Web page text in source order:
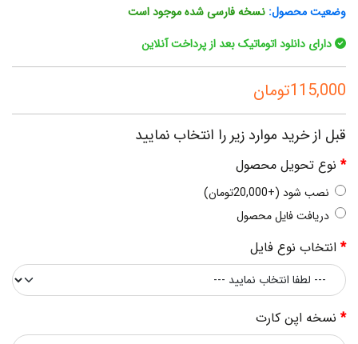
وضعیت محصول: نسخه فارسی شده موجود است
دارای دانلود اتوماتیک بعد از پرداخت آنلاین
115,000تومان
قبل از خرید موارد زیر را انتخاب نمایید
نوع تحویل محصول
نصب شود (+20,000تومان)
دریافت فایل محصول
انتخاب نوع فایل
نسخه اپن کارت